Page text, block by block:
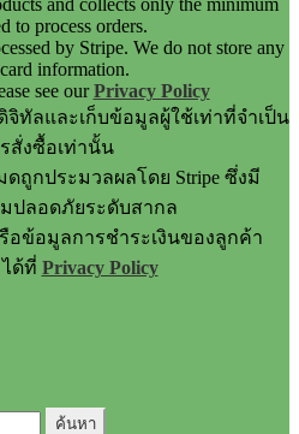
to process orders.
by Stripe. We do not store any
information.
see ourPrivacy Policy
จิทัลและเก็บข้อมูลผู้ใช้เท่าที่จำเป็น
สั่งซื้อเท่านั้น
ถูกประมวลผลโดย Stripe ซึ่งมี
ปลอดภัยระดับสากล
อข้อมูลการชำระเงินของลูกค้า
ด้ที่ Privacy Policy
ค้นหา